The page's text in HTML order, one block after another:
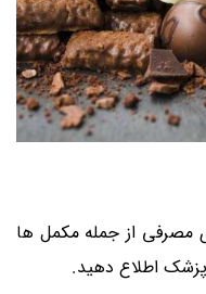
مصرفی از جمله مکمل ها
پزشک اطلاع دهید.